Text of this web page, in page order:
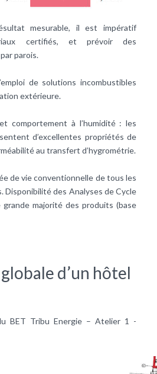
mesurable, il est impératif
certifiés, et prévoir des
parois.
de solutions incombustibles
extérieure.
comportement à l’humidité : les
d’excellentes propriétés de
au transfert d’hygrométrie.
de vie conventionnelle de tous les
Disponibilité des Analyses de Cycle
majorité des produits (base
d’un hôtel
BET Tribu Energie – Atelier 1 -